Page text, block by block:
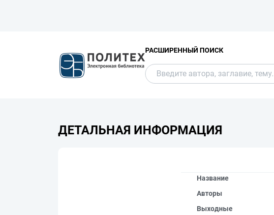
РАСШИРЕННЫЙ ПОИСК
ДЕТАЛЬНАЯ ИНФОРМАЦИЯ
Название
Авторы
Выходные